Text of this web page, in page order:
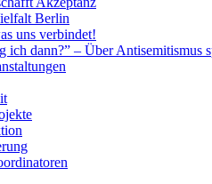
Berlin
uns verbindet!
ich dann?” – Über Antisemitismus